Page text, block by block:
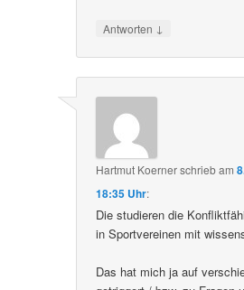
Antworten ↓
Hartmut Koernerschriebam
18:35 Uhr:
Die studieren die
in Sportvereinen mit
Das hat mich ja auf